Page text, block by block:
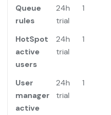
Queue
rules
24h
trial
1
HotSpot
active
users
24h
trial
1
User
manager
active
24h
trial
1